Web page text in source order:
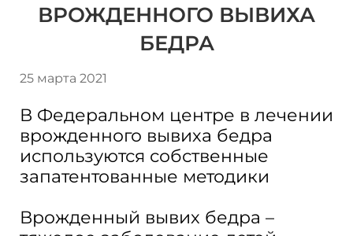
ВРОЖДЕННОГО ВЫВИХА
БЕДРА
25 марта 2021
В Федеральном центре в лечении
врожденного вывиха бедра
используются собственные
запатентованные методики
Врожденный вывих бедра –